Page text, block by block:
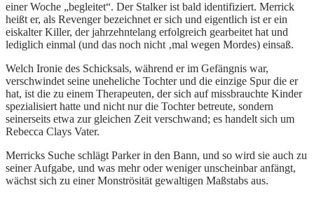
einer Woche „begleitet“. Der Stalker ist bald identifiziert. Merrick
heißt er, als Revenger bezeichnet er sich und eigentlich ist er ein
eiskalter Killer, der jahrzehntelang erfolgreich gearbeitet hat und
lediglich einmal (und das noch nicht ‚mal wegen Mordes) einsaß.
Welch Ironie des Schicksals, während er im Gefängnis war,
verschwindet seine uneheliche Tochter und die einzige Spur die er
hat, ist die zu einem Therapeuten, der sich auf missbrauchte Kinder
spezialisiert hatte und nicht nur die Tochter betreute, sondern
seinerseits etwa zur gleichen Zeit verschwand; es handelt sich um
Rebecca Clays Vater.
Merricks Suche schlägt Parker in den Bann, und so wird sie auch zu
seiner Aufgabe, und was mehr oder weniger unscheinbar anfängt,
wächst sich zu einer Monströsität gewaltigen Maßstabs aus.